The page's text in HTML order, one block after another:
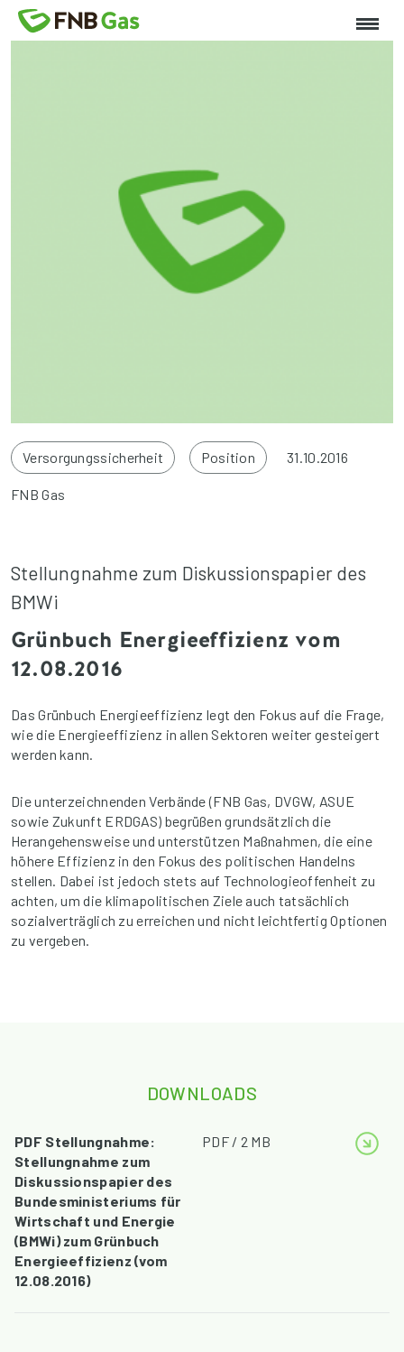
Versorgungssicherheit Position 31.10.2016
FNB Gas
Stellungnahme zum Diskussionspapier des
BMWi
Grünbuch Energieeffizienz vom
12.08.2016
Das Grünbuch Energieeffizienz legt den Fokus auf die Frage,
wie die Energieeffizienz in allen Sektoren weiter gesteigert
werden kann.
Die unterzeichnenden Verbände (FNB Gas, DVGW, ASUE
sowie Zukunft ERDGAS) begrüßen grundsätzlich die
Herangehensweise und unterstützen Maßnahmen, die eine
höhere Effizienz in den Fokus des politischen Handelns
stellen. Dabei ist jedoch stets auf Technologieoffenheit zu
achten, um die klimapolitischen Ziele auch tatsächlich
sozialverträglich zu erreichen und nicht leichtfertig Optionen
zu vergeben.
DOWNLOADS
PDF Stellungnahme:
Stellungnahme zum
Diskussionspapier des
Bundesministeriums für
Wirtschaft und Energie
(BMWi) zum Grünbuch
Energieeffizienz (vom
12.08.2016)
PDF / 2 MB